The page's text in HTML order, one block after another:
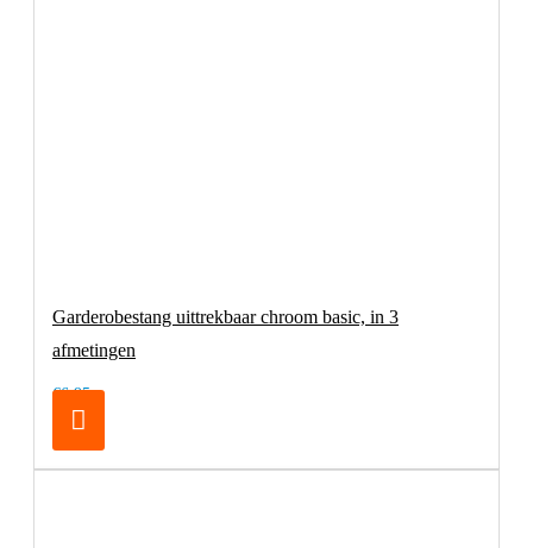
Garderobestang uittrekbaar chroom basic, in 3
afmetingen
€6,95